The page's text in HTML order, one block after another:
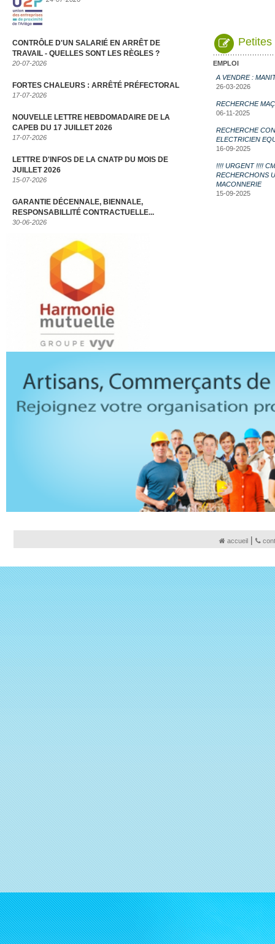
CONTRÔLE D'UN SALARIÉ EN ARRÊT DE
TRAVAIL - QUELLES SONT LES RÈGLES ?
20-07-2026
FORTES CHALEURS : ARRÊTÉ PRÉFECTORAL
17-07-2026
NOUVELLE LETTRE HEBDOMADAIRE DE LA
CAPEB DU 17 JUILLET 2026
17-07-2026
LETTRE D'INFOS DE LA CNATP DU MOIS DE
JUILLET 2026
15-07-2026
GARANTIE DÉCENNALE, BIENNALE,
RESPONSABILLITÉ CONTRACTUELLE...
30-06-2026
Petites
EMPLOI
A VENDRE :
26-03-2026
RECHERCHE
06-11-2025
RECHERCHE
ELECTRICIEN
16-09-2025
!!!! URGENT !!!!
RECHERCHONS
MACONNERIE
15-09-2025
accueil|